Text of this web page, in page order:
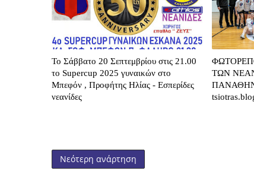
Το Σάββατο 20 Σεπτεμβρίου στις 21.00
το Supercup 2025 γυναικών στο
Μπεφόν , Προφήτης Ηλίας - Εσπερίδες
νεανίδες
ΤΩΝ
Νεότερη ανάρτηση